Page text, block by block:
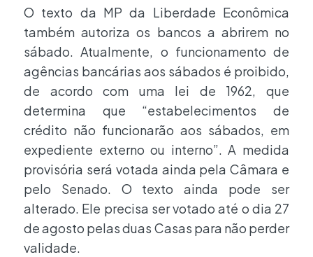
O texto da MP da Liberdade Econômica
também autoriza os bancos a abrirem no
sábado. Atualmente, o funcionamento de
agências bancárias aos sábados é proibido,
de acordo com uma lei de 1962, que
determina que “estabelecimentos de
crédito não funcionarão aos sábados, em
expediente externo ou interno”. A medida
provisória será votada ainda pela Câmara e
pelo Senado. O texto ainda pode ser
alterado. Ele precisa ser votado até o dia 27
de agosto pelas duas Casas para não perder
validade.